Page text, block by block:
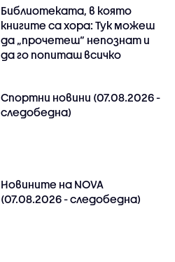
Библиотеката, в която
книгите са хора: Тук можеш
да „прочетеш“ непознат и
да го попиташ всичко
Спортни новини (07.08.2026 -
следобедна)
Новините на NOVA
(07.08.2026 - следобедна)